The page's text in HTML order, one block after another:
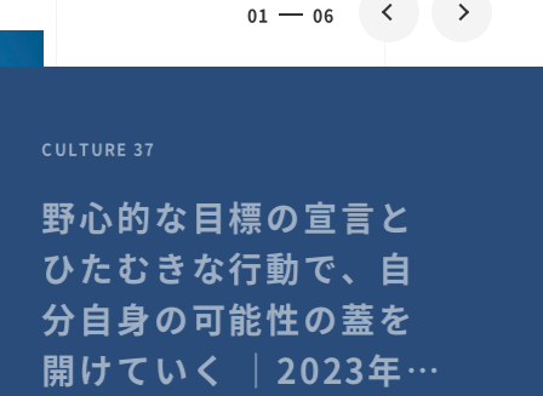
01 06
CULTURE 37
野心的な目標の宣言と
ひたむきな行動で、自
分自身の可能性の蓋を
開けていく ｜2023年度